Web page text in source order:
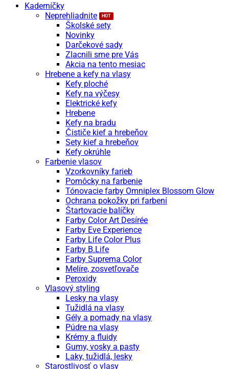
Kaderníčky
Neprehliadnite
Školské sety
Novinky
Darčekové sady
Zlacnili sme pre Vás
Akcia na tento mesiac
Hrebene a kefy na vlasy
Kefy ploché
Kefy na výčesy
Elektrické kefy
Hrebene
Kefy na bradu
Čističe kief a hrebeňov
Sety kief a hrebeňov
Kefy okrúhle
Farbenie vlasov
Vzorkovníky farieb
Pomôcky na farbenie
Tónovacie farby Omniplex Blossom Glow
Ochrana pokožky pri farbení
Štartovacie balíčky
Farby Color Art Desírée
Farby Eve Experience
Farby Life Color Plus
Farby B.Life
Farby Suprema Color
Melíre, zosvetľovače
Peroxidy
Vlasový styling
Lesky na vlasy
Tužidlá na vlasy
Gély a pomady na vlasy
Púdre na vlasy
Krémy a fluidy
Gumy, vosky a pasty
Laky, tužidlá, lesky
Starostlivosť o vlasy